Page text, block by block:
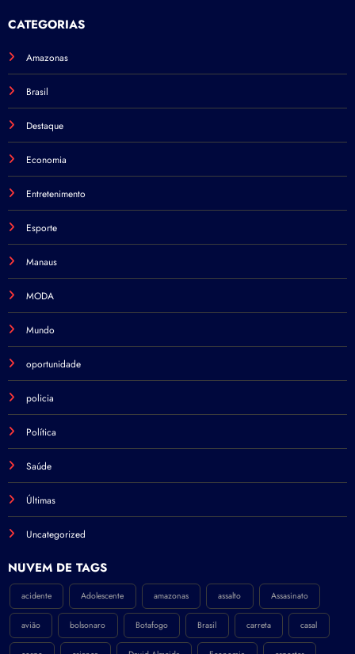
CATEGORIAS
Amazonas
Brasil
Destaque
Economia
Entretenimento
Esporte
Manaus
MODA
Mundo
oportunidade
policia
Política
Saúde
Últimas
Uncategorized
NÚVEM DE TAGS
acidente Adolescente amazonas assalto Assasinato
avião bolsonaro Botafogo Brasil carreta casal